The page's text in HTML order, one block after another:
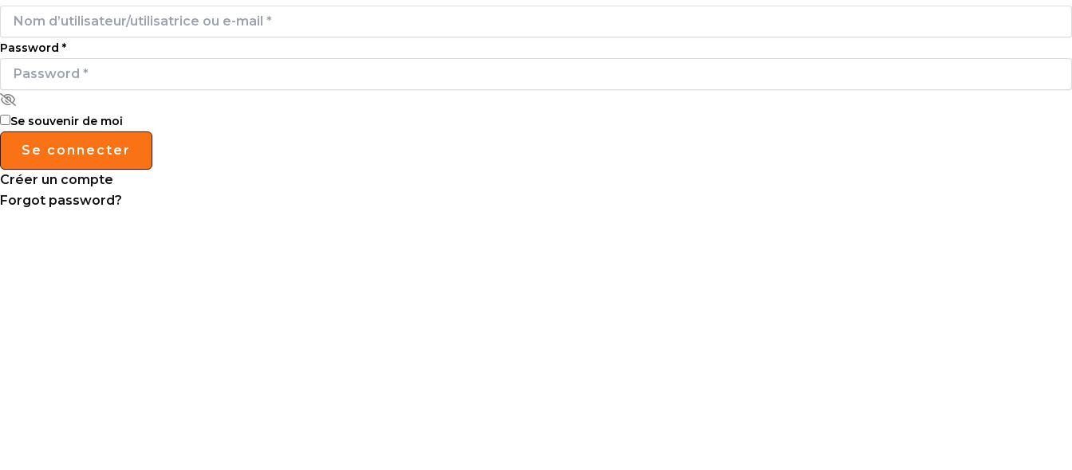
Password *
Se souvenir de moi
Se connecter
Créer un compte
Forgot password?